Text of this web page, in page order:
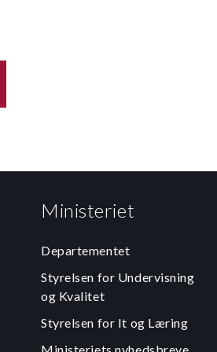
Ministeriet
Departementet
Styrelsen for Undervisning
og Kvalitet
Styrelsen for It og Læring